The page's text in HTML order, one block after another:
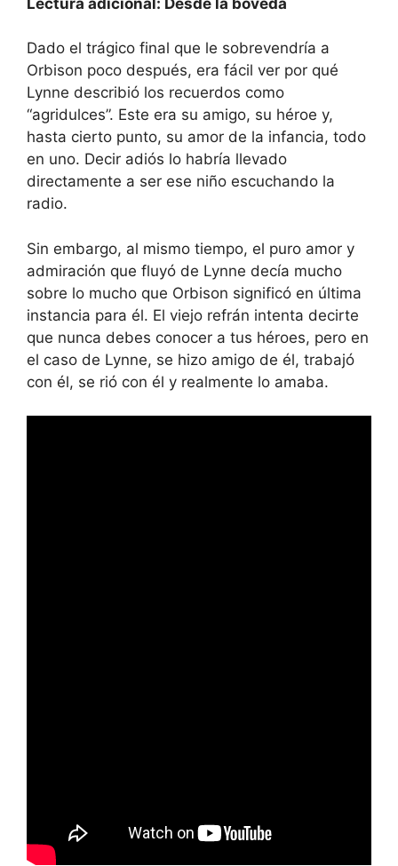
Dado el trágico final que le sobrevendría a
Orbison poco después, era fácil ver por qué
Lynne describió los recuerdos como
“agridulces”. Este era su amigo, su héroe y,
hasta cierto punto, su amor de la infancia, todo
en uno. Decir adiós lo habría llevado
directamente a ser ese niño escuchando la
radio.
Sin embargo, al mismo tiempo, el puro amor y
admiración que fluyó de Lynne decía mucho
sobre lo mucho que Orbison significó en última
instancia para él. El viejo refrán intenta decirte
que nunca debes conocer a tus héroes, pero en
el caso de Lynne, se hizo amigo de él, trabajó
con él, se rió con él y realmente lo amaba.